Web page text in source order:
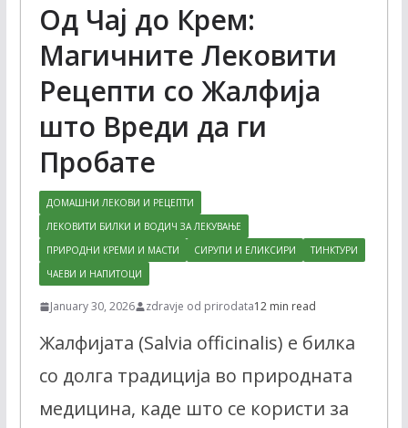
Од Чај до Крем:
Магичните Лековити
Рецепти со Жалфија
што Вреди да ги
Пробате
ДОМАШНИ ЛЕКОВИ И РЕЦЕПТИ
ЛЕКОВИТИ БИЛКИ И ВОДИЧ ЗА ЛЕКУВАЊЕ
ПРИРОДНИ КРЕМИ И МАСТИ
СИРУПИ И ЕЛИКСИРИ
ТИНКТУРИ
ЧАЕВИ И НАПИТОЦИ
January 30, 2026 zdravje od prirodata12 min read
Жалфијата (Salvia officinalis) е билка
со долга традиција во природната
медицина, каде што се користи за